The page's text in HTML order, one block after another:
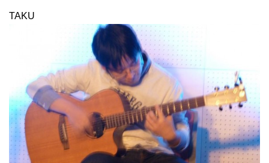
TAKU